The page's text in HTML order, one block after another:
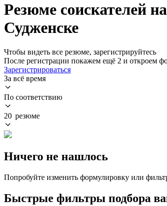
Резюме соискателей
Судженске
Чтобы видеть все резюме, зарегистрируйтесь
После регистрации покажем ещё 2 и откроем
Зарегистрироваться
За всё время
По соответствию
20 резюме
Ничего не нашлось
Попробуйте изменить формулировку или
Быстрые фильтры подбора